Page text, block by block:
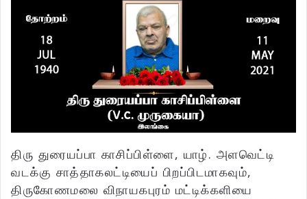
திரு துரையப்பா காசிப்பிள்ளை, யாழ். அளவெட்டி
வடக்கு சாத்தாகலட்டியைப் பிறப்பிடமாகவும்,
திருகோணமலை விநாயகபுரம் மட்டிக்களியை